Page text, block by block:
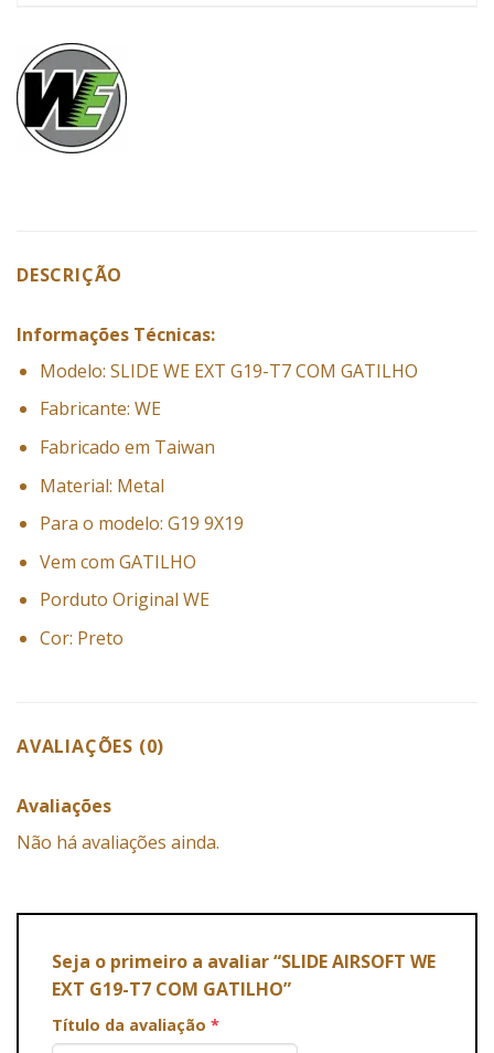
DESCRIÇÃO
Informações Técnicas:
Modelo: SLIDE WE EXT G19-T7 COM GATILHO
Fabricante: WE
Fabricado em Taiwan
Material: Metal
Para o modelo: G19 9X19
Vem com GATILHO
Porduto Original WE
Cor: Preto
AVALIAÇÕES (0)
Avaliações
Não há avaliações ainda.
Seja o primeiro a avaliar “SLIDE AIRSOFT WE
EXT G19-T7 COM GATILHO”
Título da avaliação *